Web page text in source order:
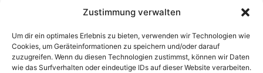
Zustimmung verwalten
Um dir ein optimales Erlebnis zu bieten, verwenden wir Technologien wie
Cookies, um Geräteinformationen zu speichern und/oder darauf
zuzugreifen. Wenn du diesen Technologien zustimmst, können wir Daten
wie das Surfverhalten oder eindeutige IDs auf dieser Website verarbeiten.
Facebook
Instagram
BELIEBTE KATEGORIEN